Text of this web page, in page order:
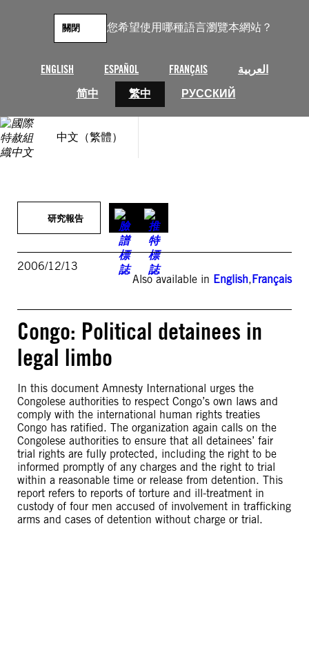
您希望使用哪種語言瀏覽本網站？
ENGLISH ESPAÑOL FRANÇAIS
العربية
简中
繁中 РУССКИЙ
關閉
中文（繁體）
研究報告
2006/12/13
Also available in English,Français
Congo: Political detainees in
legal limbo
In this document Amnesty International urges the
Congolese authorities to respect Congo’s own laws and
comply with the international human rights treaties
Congo has ratified. The organization again calls on the
Congolese authorities to ensure that all detainees’ fair
trial rights are fully protected, including the right to be
informed promptly of any charges and the right to trial
within a reasonable time or release from detention. This
report refers to reports of torture and ill-treatment in
custody of four men accused of involvement in trafficking
arms and cases of detention without charge or trial.